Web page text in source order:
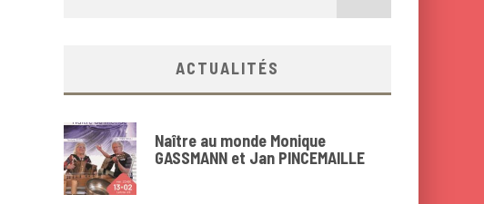
ACTUALITÉS
Naître au monde Monique
GASSMANN et Jan PINCEMAILLE